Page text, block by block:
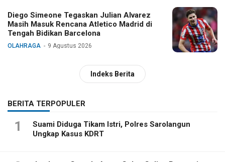
Diego Simeone Tegaskan Julian Alvarez
Masih Masuk Rencana Atletico Madrid di
Tengah Bidikan Barcelona
OLAHRAGA 9 Agustus 2026
Indeks Berita
BERITA TERPOPULER
1
Suami Diduga Tikam Istri, Polres Sarolangun
Ungkap Kasus KDRT